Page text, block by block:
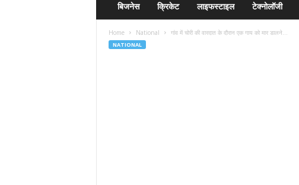
बिजनेस क्रिकेट लाइफस्टाइल टेक्नोलॉजी
Home National गांव में चोरी की वारदात के दौरान एक गाय को मार डालने...
NATIONAL